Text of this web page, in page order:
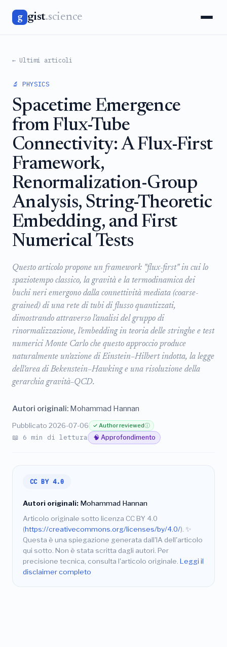
g gist.science
← Ultimi articoli
🔬 PHYSICS
Spacetime Emergence
from Flux-Tube
Connectivity: A Flux-First
Framework,
Renormalization-Group
Analysis, String-Theoretic
Embedding, and First
Numerical Tests
Questo articolo propone un framework "flux-first" in cui lo
spaziotempo classico, la gravità e la termodinamica dei
buchi neri emergono dalla connettività mediata (coarse-
grained) di una rete di tubi di flusso quantizzati,
dimostrando attraverso l'analisi del gruppo di
rinormalizzazione, l'embedding in teoria delle stringhe e test
numerici Monte Carlo che questo approccio produce
naturalmente un'azione di Einstein–Hilbert indotta, la legge
dell'area di Bekenstein–Hawking e una risoluzione della
gerarchia gravità–QCD.
Autori originali: Mohammad Hannan
Pubblicato 2026-07-06 ✓ Author reviewedⓘ
📖 6 min di lettura 🧠 Approfondimento
CC BY 4.0
Autori originali: Mohammad Hannan
Articolo originale sotto licenza CC BY 4.0
(https://creativecommons.org/licenses/by/4.0/). ✨
Questa è una spiegazione generata dall'IA dell'articolo
qui sotto. Non è stata scritta dagli autori. Per
precisione tecnica, consulta l'articolo originale. Leggi il
disclaimer completo